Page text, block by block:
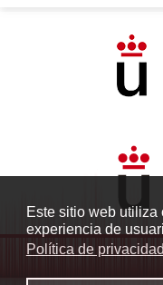
Este sitio web
experiencia de
Política de privacidad